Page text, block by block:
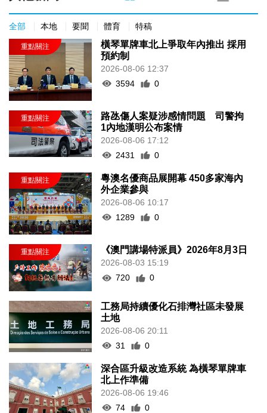
全部 本地 要聞 體育 特稿
橫琴單牌車北上爭取年內推出 採用
預約制
2026-08-06 12:37
3594
0
路氹傷人案疑涉感情問題 司警拘
1內地漢明公布案情
2026-08-06 17:12
2431
0
粵澳名優商品展開幕 450多家海內
外企業參與
2026-08-06 10:17
1289
0
《澳門講場特派員》2026年8月3日
2026-08-03 15:19
720
0
工務局持續優化石排灣社區未發展
土地
2026-08-06 20:11
31
0
深合區升級改造系統 為橫琴單牌車
北上作準備
2026-08-06 19:46
74
0